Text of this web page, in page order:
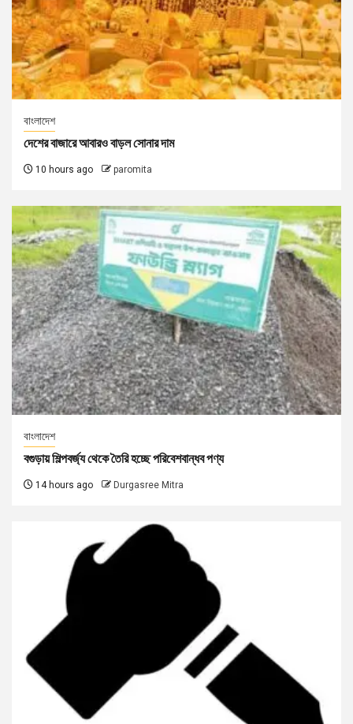
বাংলাদেশ
দেশের বাজারে আবারও বাড়ল সোনার দাম
10 hours ago paromita
বাংলাদেশ
বগুড়ায় শিল্পবর্জ্য থেকে তৈরি হচ্ছে পরিবেশবান্ধব পণ্য
14 hours ago Durgasree Mitra